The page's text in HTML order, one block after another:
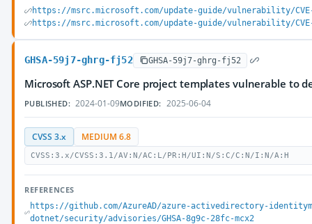
https://msrc.microsoft.com/update-guide/vulnerability/CVE-
https://msrc.microsoft.com/update-guide/vulnerability/CVE-
GHSA-59j7-ghrg-fj52 GHSA-59j7-ghrg-fj52
Microsoft ASP.NET Core project templates vulnerable to
PUBLISHED: 2024-01-09MODIFIED: 2025-06-04
CVSS 3.x MEDIUM 6.8
CVSS:3.x/CVSS:3.1/AV:N/AC:L/PR:H/UI:N/S:C/C:N/I:N/A:H
REFERENCES
https://github.com/AzureAD/azure-activedirectory-
dotnet/security/advisories/GHSA-8g9c-28fc-mcx2